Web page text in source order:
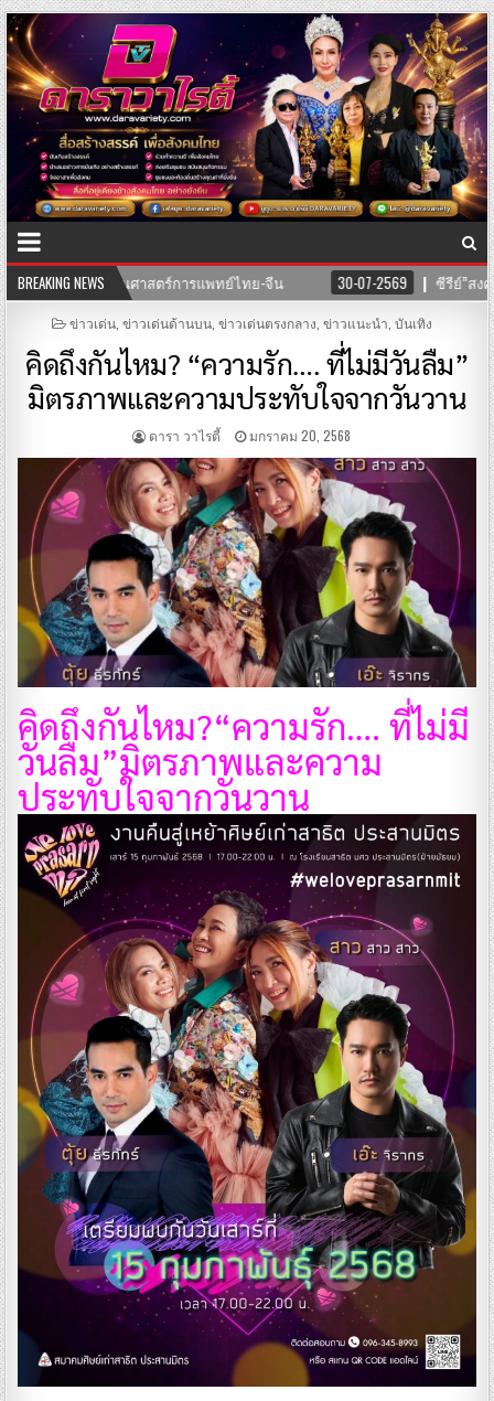
BREAKING NEWS
าสตร์การแพทย์ไทย-จีน 30-07-2569 ซีรีย์”สงครามนางแบบโมเด
POSTED
ข่าวเด่น, ข่าวเด่นด้านบน, ข่าวเด่นตรงกลาง ข่าวแนะนำ บันเทิง
คิดถึงกันไหม? “ความรัก…. ที่ไม่มีวันลืม”
มิตรภาพและความประทับใจจากวันวาน
ดารา วาไรตี้ มกราคม 20, 2568
คิดถึงกันไหม?“ความรัก…. ที่ไม่มี
วันลืม”มิตรภาพและความ
ประทับใจจากวันวาน